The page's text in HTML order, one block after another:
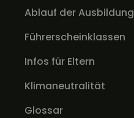
Ablauf der Ausbildung
Führerscheinklassen
Infos für Eltern
Klimaneutralität
Glossar